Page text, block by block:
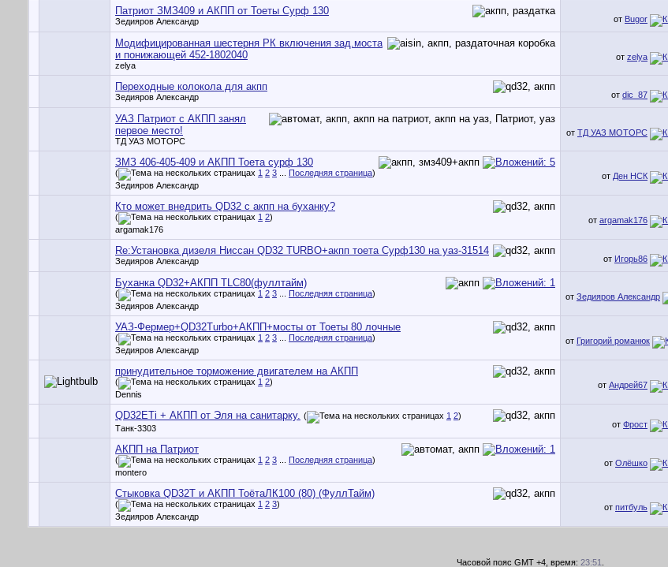
Патриот ЗМЗ409 и АКПП от Тоеты Сурф 130
Зедияров Александр
от Bugor
Модифицированная шестерня РК включения зад.моста
и понижающей 452-1802040
zelya
от zelya
Переходные колокола для акпп
Зедияров Александр
от dic_87
УАЗ Патриот с АКПП занял
первое место!
ТД УАЗ МОТОРС
от ТД УАЗ МОТОРС
ЗМЗ 406-405-409 и АКПП Тоета сурф 130
( 1 2 3 Последняя страница)
Зедияров Александр
от Ден НСК
Кто может внедрить QD32 с акпп на буханку?
( 1 2)
argamak176
от argamak176
Re:Установка дизеля Ниссан QD32 TURBO+акпп тоета Сурф130 на уаз-31514
Зедияров Александр
от Игорь86
Буханка QD32+АКПП TLC80(фуллтайм)
( 1 2 3 Последняя страница)
Зедияров Александр
от Зедияров Александр
УАЗ-Фермер+QD32Turbo+АКПП+мосты от Тоеты 80 лочные
( 1 2 3 Последняя страница)
Зедияров Александр
от Григорий романюк
принудительное торможение двигателем на АКПП
( 1 2)
Dennis
от Андрей67
QD32ETi + АКПП от Эля на санитарку. ( 1 2)
Танк-3303
от Фрост
АКПП на Патриот
( 1 2 3 Последняя страница)
montero
от Олёшко
Стыковка QD32Т и АКПП ТоётаЛК100 (80) (ФуллТайм)
( 1 2 3)
Зедияров Александр
от питбуль
Часовой пояс GMT +4, время: 23:51